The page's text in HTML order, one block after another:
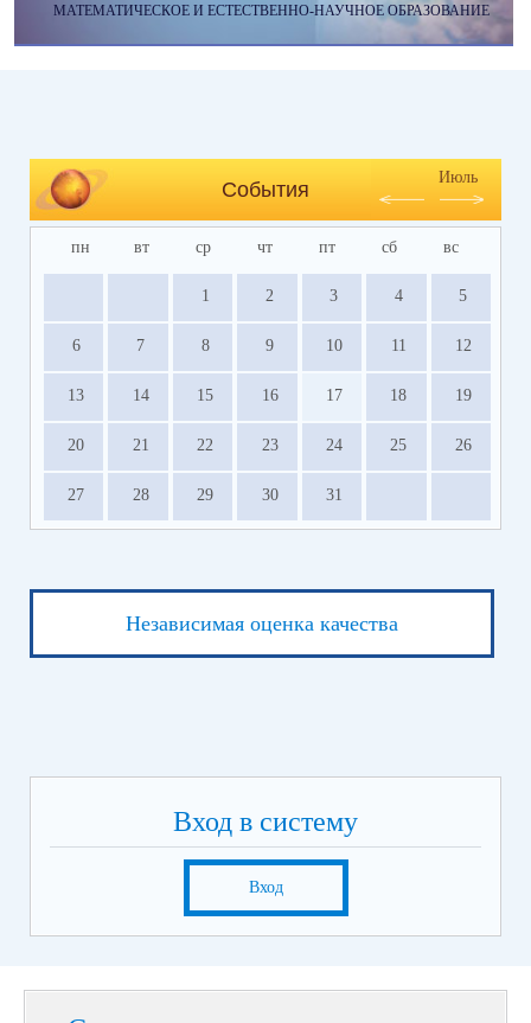
МАТЕМАТИЧЕСКОЕ И ЕСТЕСТВЕННО-НАУЧНОЕ ОБРАЗОВАНИЕ
События
Июль
пн вт ср чт пт сб вс
1 2 3 4 5
6 7 8 9 10 11 12
13 14 15 16 17 18 19
20 21 22 23 24 25 26
27 28 29 30 31
Независимая оценка качества
Вход в систему
Вход